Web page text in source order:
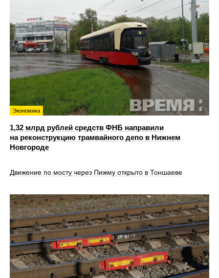
Экономика
1,32 млрд рублей средств ФНБ направили
на реконструкцию трамвайного депо в Нижнем
Новгороде
Движение по мосту через Пижму открыто в Тоншаеве